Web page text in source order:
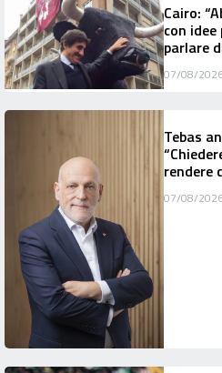
Cairo:
con
parlare
07/08/
Tebas
rendere
07/08/